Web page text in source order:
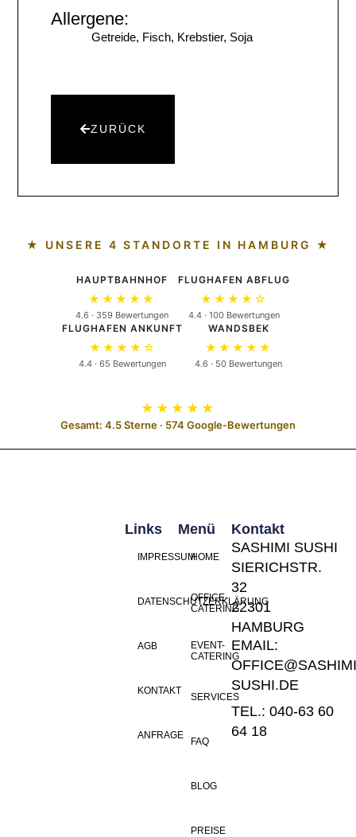
Allergene:
Getreide, Fisch, Krebstier, Soja
ZURÜCK
★ UNSERE 4 STANDORTE IN HAMBURG ★
HAUPTBAHNHOF
★★★★★
4.6 · 359 Bewertungen
FLUGHAFEN ABFLUG
★★★★☆
4.4 · 100 Bewertungen
FLUGHAFEN ANKUNFT
★★★★☆
4.4 · 65 Bewertungen
WANDSBEK
★★★★★
4.6 · 50 Bewertungen
★★★★★
Gesamt: 4.5 Sterne · 574 Google-Bewertungen
Menü
HOME
OFFICE-
CATERING
EVENT-
CATERING
SERVICES
FAQ
BLOG
PREISE
Links
IMPRESSUM
DATENSCHUTZERKLÄRUNG
AGB
KONTAKT
ANFRAGE
Kontakt
SASHIMI SUSHI
SIERICHSTR.
32
22301
HAMBURG
EMAIL:
SUSHI.DE
TEL.: 040-63 60
64 18